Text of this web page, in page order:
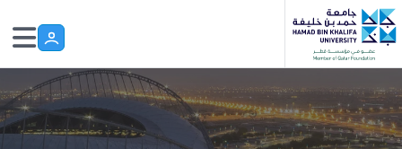
Skip to main content